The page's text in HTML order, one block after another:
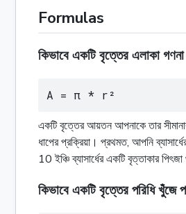
Formulas
কিভাবে একটি বৃত্তের এলাকা
A = π * r²
একটি বৃত্তের আয়তন আপনাকে তার
ধাপের প্রক্রিয়া। প্রথমত, আপনি
10 ইঞ্চি ব্যাসার্ধের একটি
কিভাবে একটি বৃত্তের পরিধি খুঁজে